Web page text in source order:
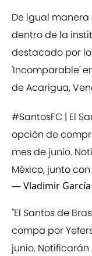
De igual
dentro de la
destacado por
'Incomparable'
de Acarigua,
#SantosFC | El
opción de
mes de junio.
México, junto
— Vladimir García
"El Santos de
compa por
junio. Notificarán